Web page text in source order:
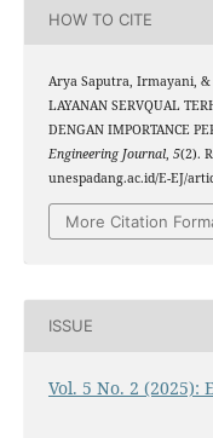
HOW TO CITE
Arya Saputra, Irmayani, &
LAYANAN SERVQUAL
DENGAN IMPORTANCE
Engineering Journal, 5(2).
unespadang.ac.id/E-EJ/
More Citation
ISSUE
Vol. 5 No. 2 (2025):